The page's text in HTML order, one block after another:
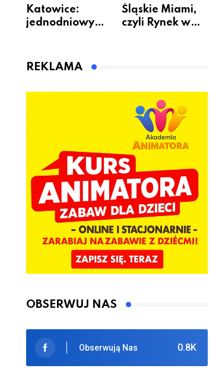
Katowice:
jednodniowy
animatora
Śląskie Miami,
czyli Rynek w
REKLAMA
OBSERWUJ NAS
0.8K
Obserwują Nas